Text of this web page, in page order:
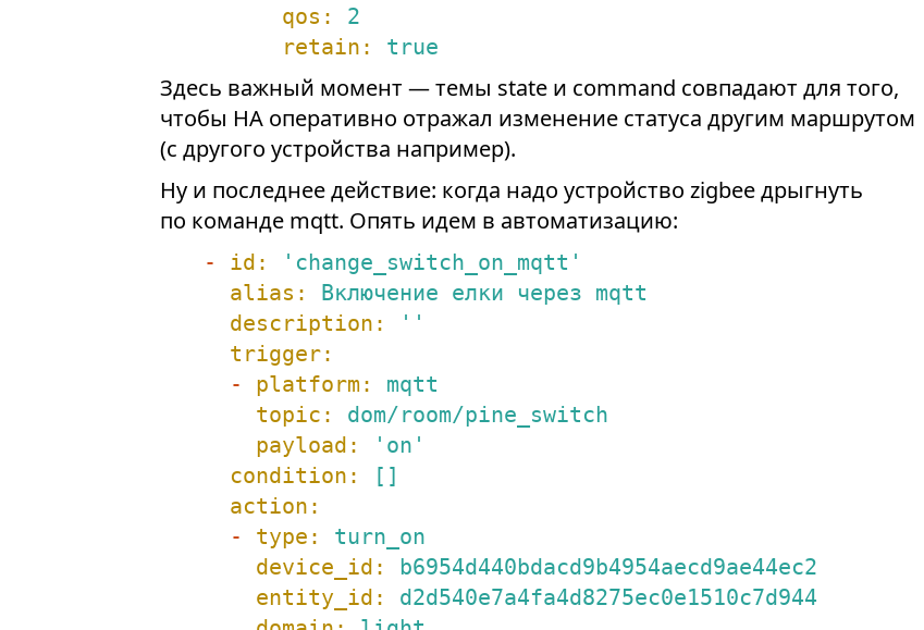
qos:
2
retain:
true
Здесь важный момент — темы state и command совпадают для того,
чтобы HA оперативно отражал изменение статуса другим маршрутом
(с другого устройства например).
Ну и последнее действие: когда надо устройство zigbee дрыгнуть
по команде mqtt. Опять идем в автоматизацию:
- id:
'change_switch_on_mqtt'
alias:
Включение елки через mqtt
description:
''
trigger:
-
platform:
mqtt
topic:
dom/room/pine_switch
payload:
'on'
condition:
[]
action:
-
type:
turn_on
device_id:
b6954d440bdacd9b4954aecd9ae44ec2
entity_id:
d2d540e7a4fa4d8275ec0e1510c7d944